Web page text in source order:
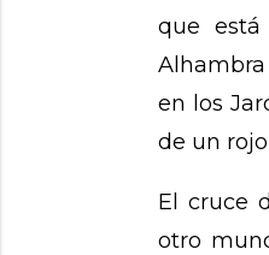
que
en los
de un
El cruce
otro